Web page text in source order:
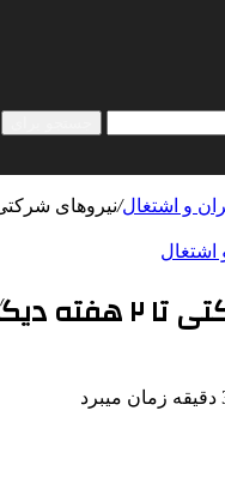
و اشتغال/
اشتغال
صبر کنند